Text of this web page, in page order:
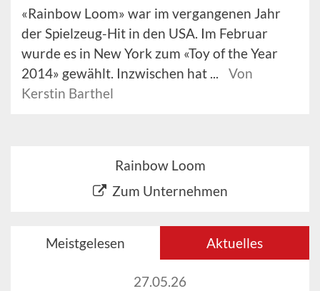
«Rainbow Loom» war im vergangenen Jahr
der Spielzeug-Hit in den USA. Im Februar
wurde es in New York zum «Toy of the Year
2014» gewählt. Inzwischen hat ...
Von
Kerstin Barthel
Rainbow Loom
Zum Unternehmen
Meistgelesen Aktuelles
27.05.26